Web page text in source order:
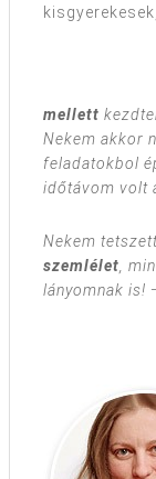
mellett
Nekem akkor
feladatokbol
időtávom volt
Nekem
szemlélet ,
lányomnak is!